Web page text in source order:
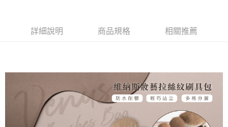
https://aftee.tw/terms/#terms3
３．未成年的使用者請事先徵得法定代理人或監護人之同意方可使用
時審查核予不同之上限額度；若仍有額度不足之情形，本公司將視審查結果
５．嚴禁一人註冊多個帳號或使用他人資訊註冊。若發現惡意使用之情形，
恩沛科技股份有限公司將有權停止該用戶之使用額度並採取法律行動。
每筆NT$80，滿NT$290(含以上)免運費
詳細說明 商品規格 相關推薦